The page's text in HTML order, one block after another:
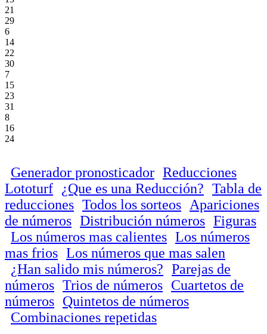
21
29
6
14
22
30
7
15
23
31
8
16
24
Generador pronosticador Reducciones
Lototurf
¿Que es una Reducción? Tabla de
reducciones Todos los sorteos
Apariciones
de números Distribución números Figuras
Los números mas calientes Los números
mas frios Los números que mas salen
¿Han salido mis números? Parejas de
números Trios de números Cuartetos de
números Quintetos de números
Combinaciones repetidas